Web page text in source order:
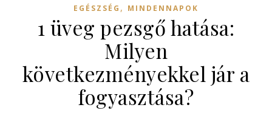
EGÉSZSÉG , MINDENNAPOK
1 üveg pezsgő hatása:
Milyen
következményekkel jár a
fogyasztása?